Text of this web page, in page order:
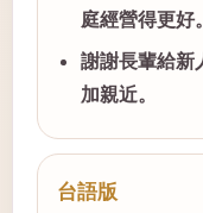
庭經營得更好。
謝謝長輩給新
加親近。
台語版